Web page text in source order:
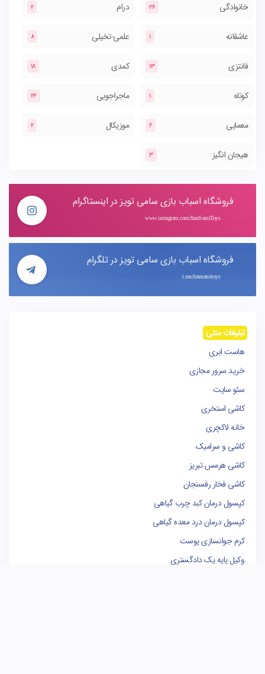
خانوادگی 26 درام 2
عاشقانه 1 علمی-تخیلی 8
فانتزی 13 کمدی 18
کوتاه 1 ماجراجویی 26
معمایی 2 موزیکال 2
هیجان انگیز 3
فروشگاه اسباب بازی سامی تویز در اینستاگرام
www.instagram.com/IranSamiToys
فروشگاه اسباب بازی سامی تویز در تلگرام
t.me/iransamitoys
تبلیغات متنی
هاست ابری
خرید سرور مجازی
سئو سایت
کاشی استخری
خانه لاکچری
کاشی و سرامیک
کاشی هرمس تبریز
کاشی فخار رفسنجان
کپسول درمان کبد چرب گیاهی
کپسول درمان درد معده گیاهی
کرم جوانسازی پوست
وکیل پایه یک دادگستری